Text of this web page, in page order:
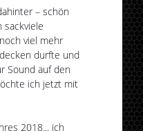
– schön
sackviele
viel mehr
durfte und
Sound auf den
ich jetzt mit
2018... ich